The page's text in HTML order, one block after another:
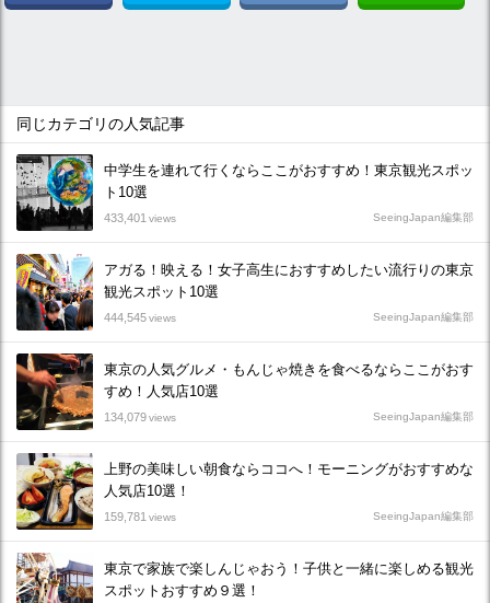
同じカテゴリの人気記事
中学生を連れて行くならここがおすすめ！東京観光スポッ
ト10選
433,401 views SeeingJapan編集部
アガる！映える！女子高生におすすめしたい流行りの東京
観光スポット10選
444,545views SeeingJapan編集部
東京の人気グルメ・もんじゃ焼きを食べるならここがおす
すめ！人気店10選
134,079views SeeingJapan編集部
上野の美味しい朝食ならココへ！モーニングがおすすめな
人気店10選！
159,781 views SeeingJapan編集部
東京で家族で楽しんじゃおう！子供と一緒に楽しめる観光
スポットおすすめ９選！